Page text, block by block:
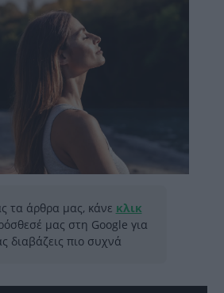
τα άρθρα μας, κάνε κλικ
μας στη Google για
διαβάζεις πιο συχνά